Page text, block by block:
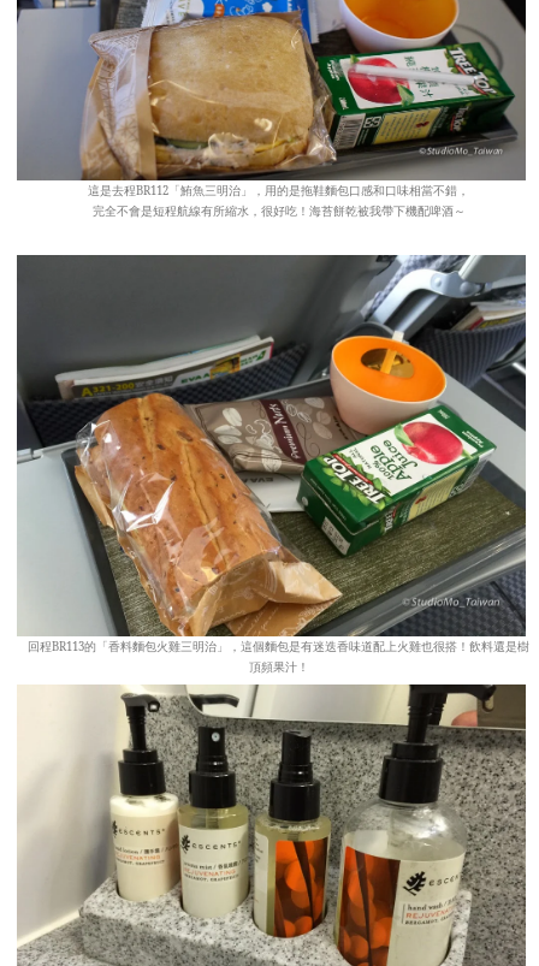
這是去程BR112「鮪魚三明治」，用的是拖鞋麵包口感和口味相當不錯，
完全不會是短程航線有所縮水，很好吃！海苔餅乾被我帶下機配啤酒～
回程BR113的「香料麵包火雞三明治」，這個麵包是有迷迭香味道配上火雞也很搭！飲料還是樹
頂頻果汁！